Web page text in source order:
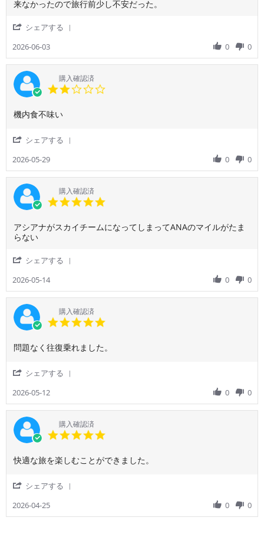
よ
快
で
し
国
内
線
延
長
と
い
う
じ
で、
外
行
を
て
い
る
感
覚
が
じ
れ
な
っ
た。
LCC
の
方
マ
か
ど
ス
ム
ズ
に
行
わ
れ
い
ま
た。
9
by
利
用
者
on
3
Jun
2026
stating
体
的
に
て
も
良
か
た
オ
ン
イ
ン
チ
ェ
ッ
イ
ン
の
案
内
来
な
か
っ
た
で
旅
前
し
不
だ
っ
た。
来なかったので旅行前少し不安だった。
シェアする
by
ご
利
用
者
2026-06-03 0 0
購入確認済
Review
ご
利
者
様
on
29
May
review
機
内
不
味
い
機内食不味い
シェアする
by
ご
利
用
者
on
2026-05-29 0 0
購入確認済
Review
by
利
用
者
on
14
May
2026
review
stating
シ
ア
ナ
ス
カ
イ
チ
ム
な
っ
し
ま
っ
て
ANA
マ
イ
が
ま
ら
アシアナがスカイチームになってしまってANAのマイルがたま
らない
シェアする
by
ご
利
用
者
on
2026-05-14 0 0
購入確認済
Review
ご
利
者
様
on
12
May
review
問
題
く
往
復
乗
れ
し
た。
問題なく往復乗れました。
シェアする
by
ご
利
用
者
on
2026-05-12 0 0
購入確認済
Review
ご
利
者
様
review
快
適
旅
を
快適な旅を楽しむことができました。
シェアする
by
2026-04-25 0 0